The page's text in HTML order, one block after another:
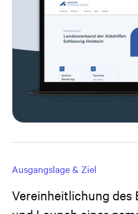
Ausgangslage & Ziel
Vereinheitlichung des